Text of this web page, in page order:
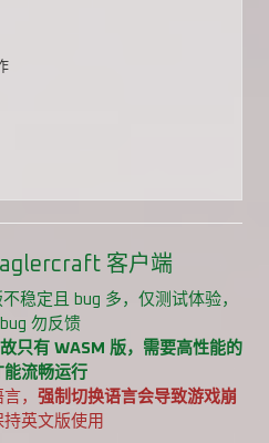
客户端
稳定且 bug 多，仅测试体验，
勿反馈
只有 WASM 版，需要高性能的
能流畅运行
， 强制切换语言会导致游戏崩
持英文版使用